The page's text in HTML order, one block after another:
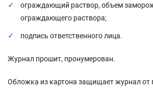
ограждающий раствор, объем
ограждающего раствора;
подпись ответственного лица.
Журнал прошит, пронумерован.
Обложка из картона защищает журнал от